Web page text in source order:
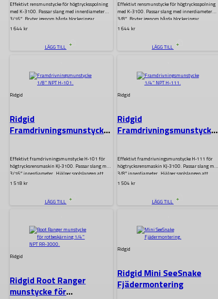
Effektivt rensmunstycke för högtrycksspolning
med K-3100. Passar slang med innerdiameter
3/16″. Bryter igenom hårda blockeringar…
1 644 kr
LÄGG TILL
Effektivt rensmunstycke för högtrycksspolning
med K-3100. Passar slang med innerdiameter
3/8″. Bryter igenom hårda blockeringar…
1 644 kr
LÄGG TILL
Ridgid
Ridgid
Framdrivningsmunstycke
Effektivt framdrivningsmunstycke H‑101 för
högtrycksrensmaskin KJ‑3100. Passar slang med
3/16″ innerdiameter. Hjälper spolslangen att
enkelt…
1 518 kr
LÄGG TILL
Ridgid
Ridgid
Framdrivningsmunstycke
Effektivt framdrivningsmunstycke H‑111 för
högtrycksrensmaskin KJ‑3100. Passar slang med
3/8″ innerdiameter. Hjälper spolslangen att
enkelt…
1 504 kr
LÄGG TILL
Ridgid
Ridgid Root Ranger
munstycke för
Ridgid
Ridgid Mini SeeSnake
Fjädermontering